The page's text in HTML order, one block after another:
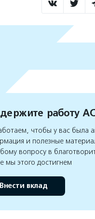
работу
чтобы у вас была
и полезные
вопросу в
мы этого достигнем
Внести вклад